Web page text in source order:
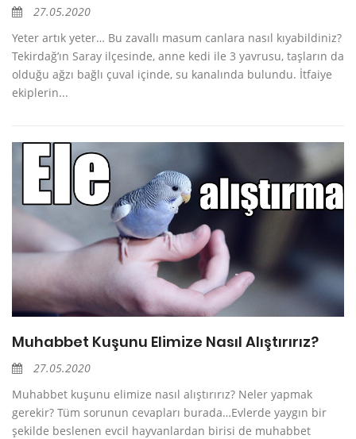
27.05.2020
Yeter artık yeter… Bu zavallı masum canlara nasıl kıyabildiniz?
Tekirdağ’ın Saray ilçesinde, anne kedi ile 3 yavrusu, taşların da
olduğu ağzı bağlı çuval içinde, su kanalında bulundu. İtfaiye
ekiplerin...
Muhabbet Kuşunu Elimize Nasıl Alıştırırız?
27.05.2020
Muhabbet kuşunu elimize nasıl alıştırırız? Neler yapmak
gerekir? Tüm sorunun cevapları burada…Evlerde yaygın bir
şekilde beslenen evcil hayvanlardan birisi de muhabbet